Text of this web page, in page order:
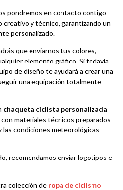
pondremos en contacto contigo
creativo y técnico, garantizando un
personalizado.
que enviarnos tus colores,
elemento gráfico. Si todavía
de diseño te ayudará a crear una
una equipación totalmente
chaqueta ciclista personalizada
materiales técnicos preparados
las condiciones meteorológicas
recomendamos enviar logotipos e
colección de ropa de ciclismo